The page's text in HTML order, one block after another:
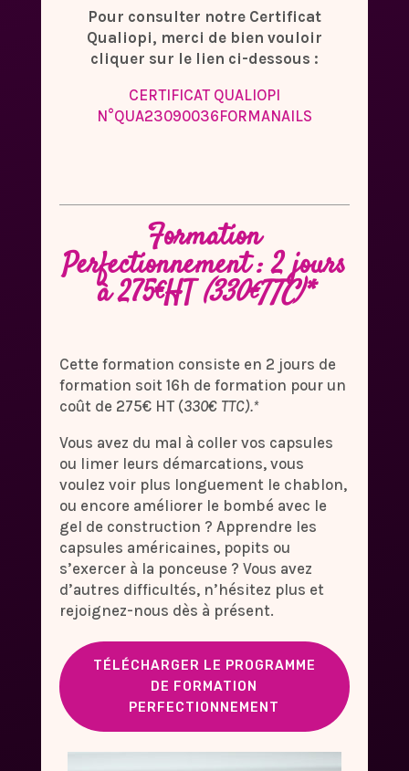
Pour consulter notre Certificat
Qualiopi, merci de bien vouloir
cliquer sur le lien ci-dessous :
CERTIFICAT QUALIOPI
N°QUA23090036FORMANAILS
Formation
Perfectionnement : 2 jours
à 275€HT(330€TTC)*
Cette formation consiste en 2 jours de
formation soit 16h de formation pour un
coût de 275€ HT (330€ TTC).*
Vous avez du mal à coller vos capsules
ou limer leurs démarcations, vous
voulez voir plus longuement le chablon,
ou encore améliorer le bombé avec le
gel de construction ? Apprendre les
capsules américaines, popits ou
s’exercer à la ponceuse ? Vous avez
d’autres difficultés, n’hésitez plus et
rejoignez-nous dès à présent.
TÉLÉCHARGER LE PROGRAMME
DE FORMATION
PERFECTIONNEMENT